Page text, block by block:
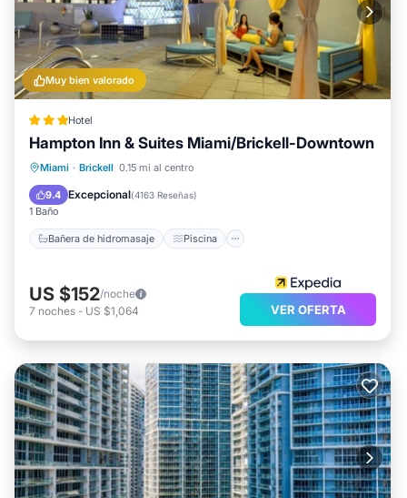
Muy bien valorado
Hotel
Hampton Inn & Suites Miami/Brickell-Downtown
Miami · Brickell 0.15 mi al centro
9.4 Excepcional(4163 Reseñas)
1 Baño
Bañera de hidromasaje Piscina
Bañera de hidromasaje
Balcón/Terraza
US $152/noche
7 noches - US $1,064 VER OFERTA